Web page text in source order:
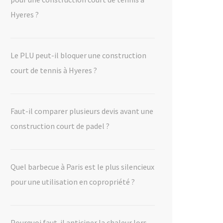
Hyeres ?
Le PLU peut-il bloquer une construction
court de tennis à Hyeres ?
Faut-il comparer plusieurs devis avant une
construction court de padel ?
Quel barbecue à Paris est le plus silencieux
pour une utilisation en copropriété ?